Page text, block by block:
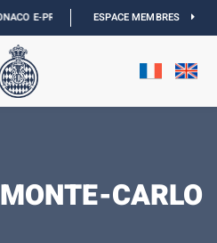
E-PRIX 2027 : NOUVELLES DATESI
ESPACE MEMBRES
CARLO